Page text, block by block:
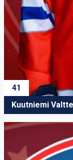
41
Kuutniemi